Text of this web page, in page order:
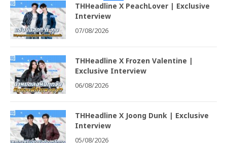
THHeadline X PeachLover | Exclusive
Interview
07/08/2026
THHeadline X Frozen Valentine |
Exclusive Interview
06/08/2026
THHeadline X Joong Dunk | Exclusive
Interview
05/08/2026